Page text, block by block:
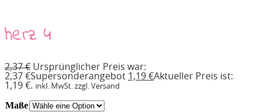
herz 4
2,37€ Ursprünglicher Preis war:
2,37 €Supersonderangebot 1,19 €Aktueller Preis ist:
1,19 €. inkl. MwSt. zzgl. Versand
Maße